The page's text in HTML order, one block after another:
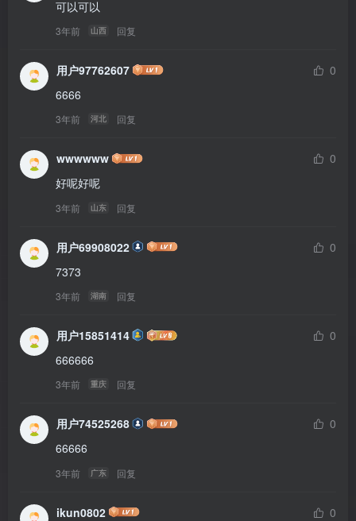
可以可以
3年前 山西 回复
用户97762607
0
6666
3年前 河北 回复
wwwwww
0
好呢好呢
3年前 山东 回复
用户69908022
0
7373
3年前 湖南 回复
用户15851414
0
666666
3年前 重庆 回复
用户74525268
0
66666
3年前 广东 回复
ikun0802
0